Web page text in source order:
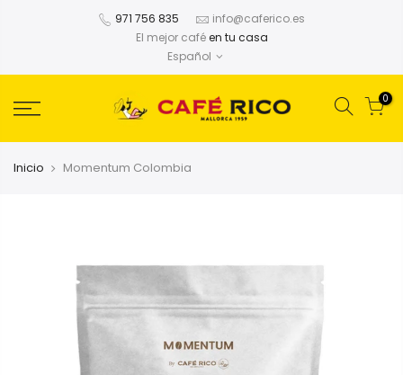
971 756 835
info@caferico.es
El mejor caféen tu casa
Español
0
Inicio Momentum Colombia